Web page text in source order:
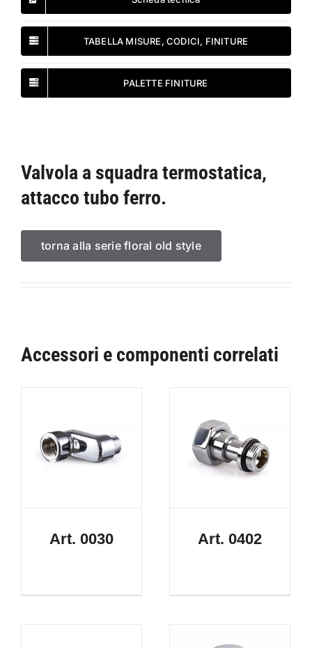
TABELLA MISURE, CODICI, FINITURE
PALETTE FINITURE
Valvola a squadra termostatica,
attacco tubo ferro.
torna alla serie floral old style
Accessori e componenti correlati
Art. 0030 Art. 0402